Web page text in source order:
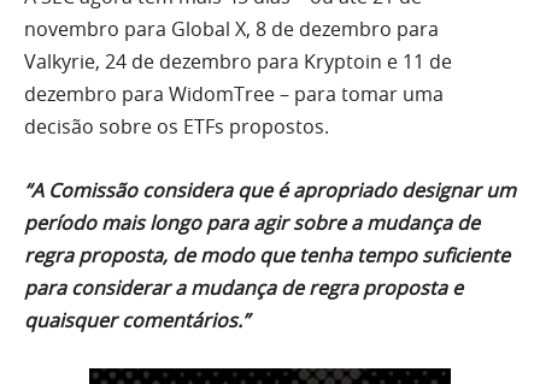
novembro para Global X, 8 de dezembro para
Valkyrie, 24 de dezembro para Kryptoin e 11 de
dezembro para WidomTree – para tomar uma
decisão sobre os ETFs propostos.
“A Comissão considera que é apropriado designar um
período mais longo para agir sobre a mudança de
regra proposta, de modo que tenha tempo suficiente
para considerar a mudança de regra proposta e
quaisquer comentários.”